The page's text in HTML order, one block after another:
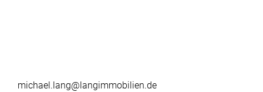
michael.lang@langimmobilien.de